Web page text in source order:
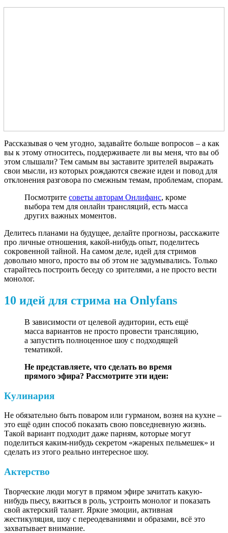
Рассказывая о чем угодно, задавайте больше вопросов – а как
вы к этому относитесь, поддерживаете ли вы меня, что вы об
этом слышали? Тем самым вы заставите зрителей выражать
свои мысли, из которых рождаются свежие идеи и повод для
отклонения разговора по смежным темам, проблемам, спорам.
Посмотрите советы авторам Онлифанс, кроме
выбора тем для онлайн трансляций, есть масса
других важных моментов.
Делитесь планами на будущее, делайте прогнозы, расскажите
про личные отношения, какой-нибудь опыт, поделитесь
сокровенной тайной. На самом деле, идей для стримов
довольно много, просто вы об этом не задумывались. Только
старайтесь построить беседу со зрителями, а не просто вести
монолог.
10 идей для стрима на Onlyfans
В зависимости от целевой аудитории, есть ещё
масса вариантов не просто провести трансляцию,
а запустить полноценное шоу с подходящей
тематикой.
Не представляете, что сделать во время
прямого эфира? Рассмотрите эти идеи:
Кулинария
Не обязательно быть поваром или гурманом, возня на кухне –
это ещё один способ показать свою повседневную жизнь.
Такой вариант подходит даже парням, которые могут
поделиться каким-нибудь секретом «жареных пельмешек» и
сделать из этого реально интересное шоу.
Актерство
Творческие люди могут в прямом эфире зачитать какую-
нибудь пьесу, вжиться в роль, устроить монолог и показать
свой актерский талант. Яркие эмоции, активная
жестикуляция, шоу с переодеваниями и образами, всё это
захватывает внимание.